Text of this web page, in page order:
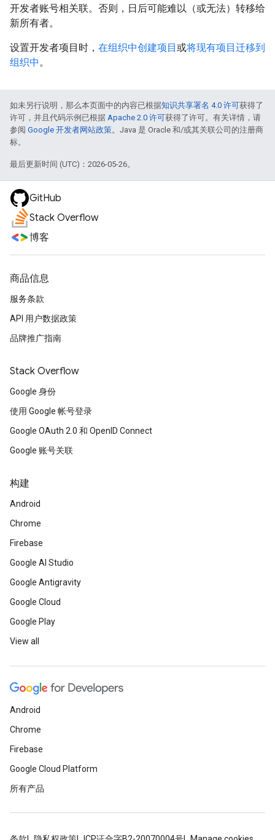
开发者账号相关联。否则，日后可能难以（或无法）转移给
新所有者。
设置开发者项目时， 在组织中创建项目或将现有项目迁移到
组织中。
如未另行说明，那么本页面中的内容已根据知识共享署名 4.0 许可获得了
许可，并且代码示例已根据 Apache 2.0 许可获得了许可。有关详情，请
参阅 Google 开发者网站政策。Java 是 Oracle 和/或其关联公司的注册商
标。
最后更新时间 (UTC)：2026-05-26。
GitHub
Stack Overflow
博客
商品信息
服务条款
API 用户数据政策
品牌推广指南
Stack Overflow
Google 身份
使用 Google 帐号登录
Google OAuth 2.0 和 OpenID Connect
Google 账号关联
构建
Android
Chrome
Firebase
Google AI Studio
Google Antigravity
Google Cloud
Google Play
View all
Android
Chrome
Firebase
Google Cloud Platform
所有产品